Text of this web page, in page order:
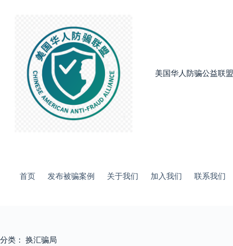
美国华人防骗公益联盟
首页 发布被骗案例 关于我们 加入我们 联系我们
分类： 换汇骗局